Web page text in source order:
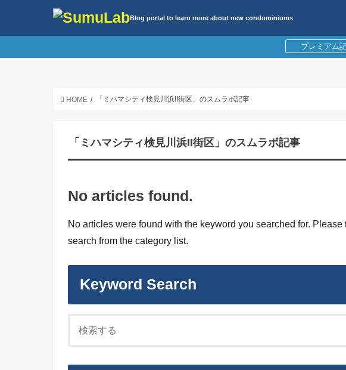
Blog portal to learn more about new condominiums
プレミアム
HOME 「ミハマシティ検見川浜II街区」のスムラボ記事
「ミハマシティ検見川浜II街区」のスムラボ記事
No articles found.
No articles were found with the keyword you searched for.
search from the category list.
Keyword Search